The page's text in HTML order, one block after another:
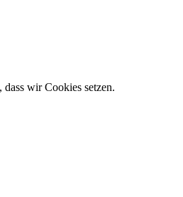
wir Cookies setzen.